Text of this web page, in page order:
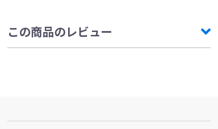
この商品のレビュー